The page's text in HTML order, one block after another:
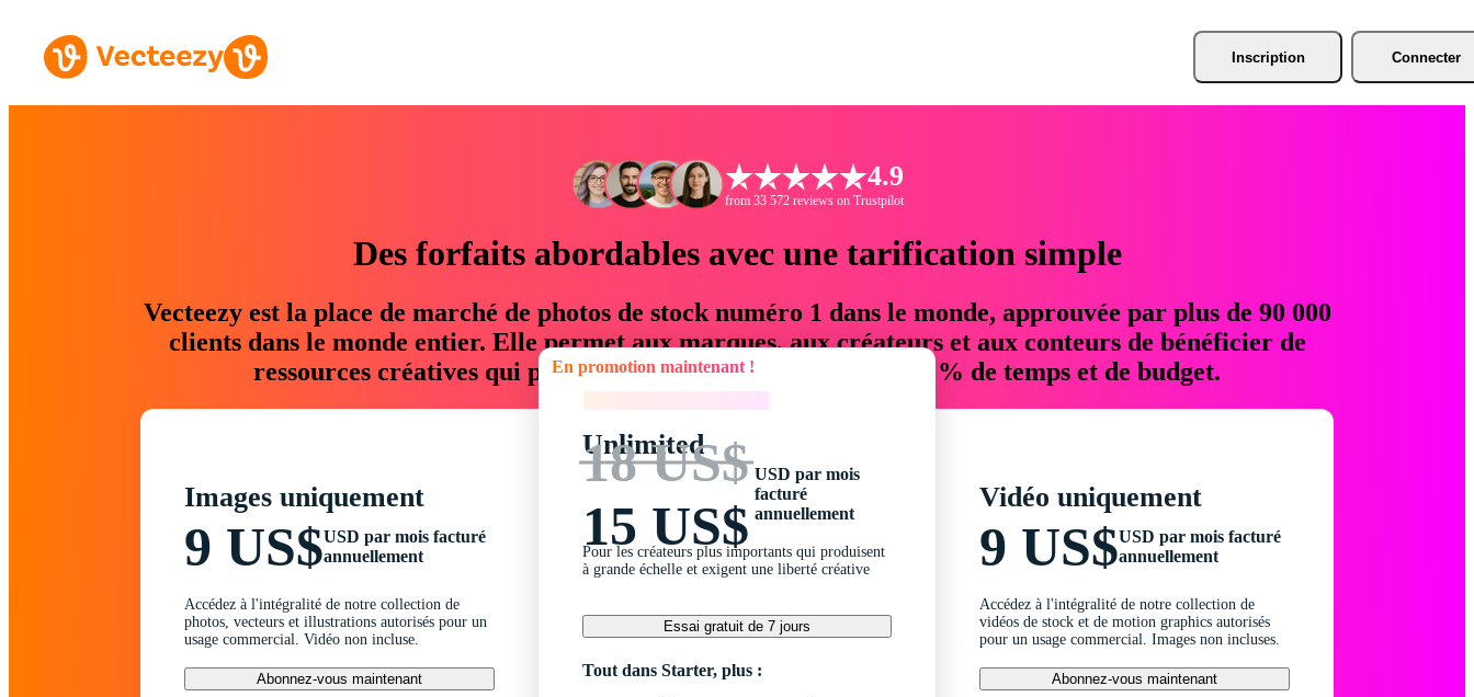
Inscription Connecter
4.9
from 33 572 reviews on Trustpilot
Des forfaits abordables avec une tarification simple
Vecteezy est la place de marché de photos de stock numéro 1 dans le monde, approuvée par plus de 90 000
clients dans le monde entier. Elle permet aux marques, aux créateurs et aux conteurs de bénéficier de
ressources créatives qui permettent d'économiser jusqu'à 76 % de temps et de budget.
Images uniquement
9 US$USD par mois facturé
annuellement
Accédez à l'intégralité de notre collection de
photos, vecteurs et illustrations autorisés pour un
usage commercial. Vidéo non incluse.
Abonnez-vous maintenant
En promotion maintenant !
Unlimited
18 US$
15 US$
USD par mois
facturé
annuellement
Pour les créateurs plus importants qui produisent
à grande échelle et exigent une liberté créative
Essai gratuit de 7 jours
Tout dans Starter, plus :
Vidéo uniquement
9 US$USD par mois facturé
annuellement
Accédez à l'intégralité de notre collection de
vidéos de stock et de motion graphics autorisés
pour un usage commercial. Images non incluses.
Abonnez-vous maintenant